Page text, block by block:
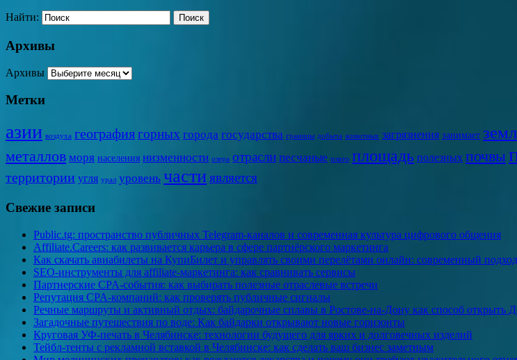
Найти:
Архивы
Архивы
Метки
азии воздуха географиягорных города государства границы добыча животных загрязнения занимает
металлов моря населения низменности озера отрасли песчаные плато площадь полезных почвы
территории угля урал уровень части является
Свежие записи
Public.tg: пространство публичных Telegram-каналов и современная культура цифрового общения
Affiliate.Careers: как развивается карьера в сфере партнёрского маркетинга
Как скачать авиабилеты на КупиБилет и управлять своими перелётами онлайн: современный
SEO-инструменты для affiliate-маркетинга: как сравнивать сервисы
Партнерские CPA-события: как выбирать полезные отраслевые встречи
Репутация CPA-компаний: как проверять публичные сигналы
Речные маршруты и активный отдых: байдарочные сплавы в Ростове-на-Дону как способ открыть
Загадочные путешествия по воде: Как байдарки открывают новые горизонты
Круговая УФ-печать в Челябинске: технологии будущего для ярких и долговечных изделий
Тейбл-тенты с рекламной вставкой в Челябинске: как сделать ваш бизнес заметным